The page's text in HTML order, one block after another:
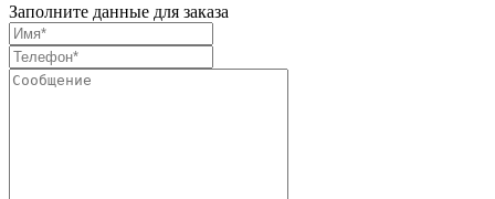
Заполните данные для заказа